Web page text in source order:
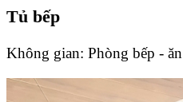
Tủ bếp
Không gian: Phòng bếp - ăn